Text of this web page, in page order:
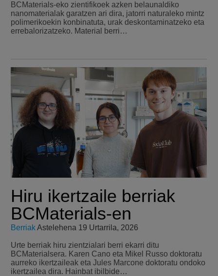
BCMaterials-eko zientifikoek azken belaunaldiko
nanomaterialak garatzen ari dira, jatorri naturaleko mintz
polimerikoekin konbinatuta, urak deskontaminatzeko eta
errebalorizatzeko. Material berri…
Hiru ikertzaile berriak
BCMaterials-en
BerriakAstelehena 19 Urtarrila, 2026
Urte berriak hiru zientzialari berri ekarri ditu
BCMaterialsera. Karen Cano eta Mikel Russo doktoratu
aurreko ikertzaileak eta Jules Marcone doktoratu ondoko
ikertzailea dira. Hainbat ibilbide…